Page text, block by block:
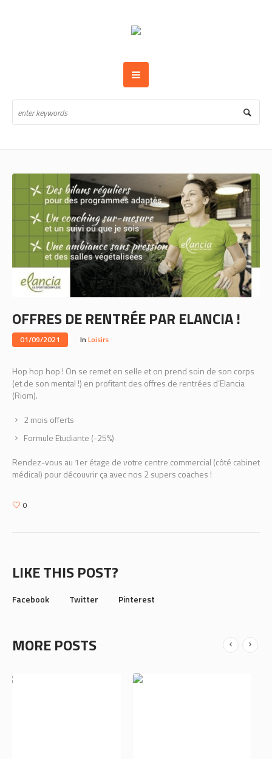
OFFRES DE RENTRÉE PAR ELANCIA !
01/09/2021 In Loisirs
Hop hop hop ! On se remet en selle et on prend soin de son corps
(et de son mental !) en profitant des offres de rentrées d’Elancia
(Riom).
2 mois offerts
Formule Etudiante (-25%)
Rendez-vous au 1er étage de votre centre commercial (côté cabinet
médical) pour découvrir ça avec nos 2 supers coaches !
0
LIKE THIS POST?
Facebook Twitter Pinterest
MORE POSTS